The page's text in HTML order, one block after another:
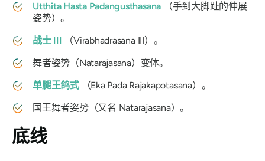
Utthita Hasta Padangusthasana （手到大脚趾的伸展
姿势）。
战士 III （Virabhadrasana III）。
舞者姿势（Natarajasana）变体。
单腿王鸽式（Eka Pada Rajakapotasana）。
国王舞者姿势（又名 Natarajasana）。
底线